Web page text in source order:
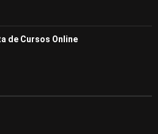
de Cursos Online